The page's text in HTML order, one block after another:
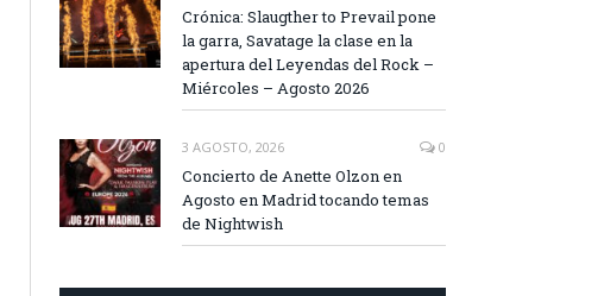
Crónica: Slaugther to Prevail pone
la garra, Savatage la clase en la
apertura del Leyendas del Rock –
Miércoles – Agosto 2026
3 AGOSTO, 2026 0
Concierto de Anette Olzon en
Agosto en Madrid tocando temas
de Nightwish